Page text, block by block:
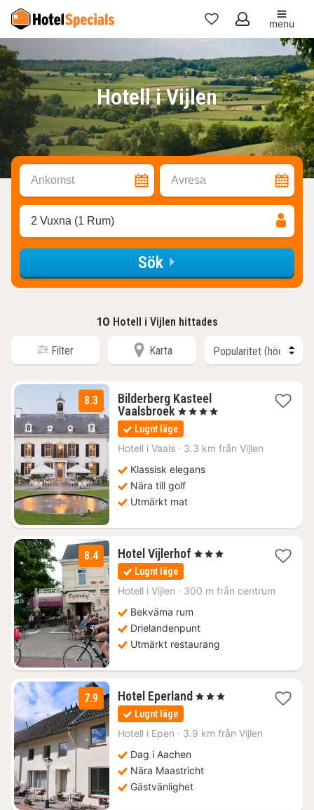
Mina
favoriter
menu
Hotell i Vijlen
Ankomst Avresa
2 Vuxna (1 Rum)
Sök
10 Hotell i Vijlen hittades
Filter Karta
8.3
Bilderberg Kasteel
Vaalsbroek 1
natt
från
1225
, 4 Stjärnor
Lugnt läge
Hotell i Vaals · 3.3 km från Vijlen
Klassisk elegans
Nära till golf
Utmärkt mat
8.4 Hotel Vijlerhof 1
987
, 3 Stjärnor
Lugnt läge
Hotell i Vijlen · 300 m från centrum
Bekväma rum
Drielandenpunt
Utmärkt restaurang
7.9 Hotel Eperland 1
1798
, 3 Stjärnor
Lugnt läge
Hotell i Epen · 3.9 km från Vijlen
Dag i Aachen
Nära Maastricht
Gästvänlighet